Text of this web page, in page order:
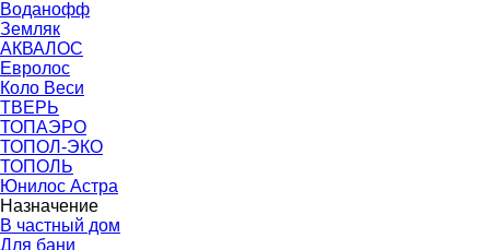
Воданофф
Земляк
АКВАЛОС
Евролос
Коло Веси
ТВЕРЬ
ТОПАЭРО
ТОПОЛ-ЭКО
ТОПОЛЬ
Юнилос Астра
Назначение
В частный дом
Для бани